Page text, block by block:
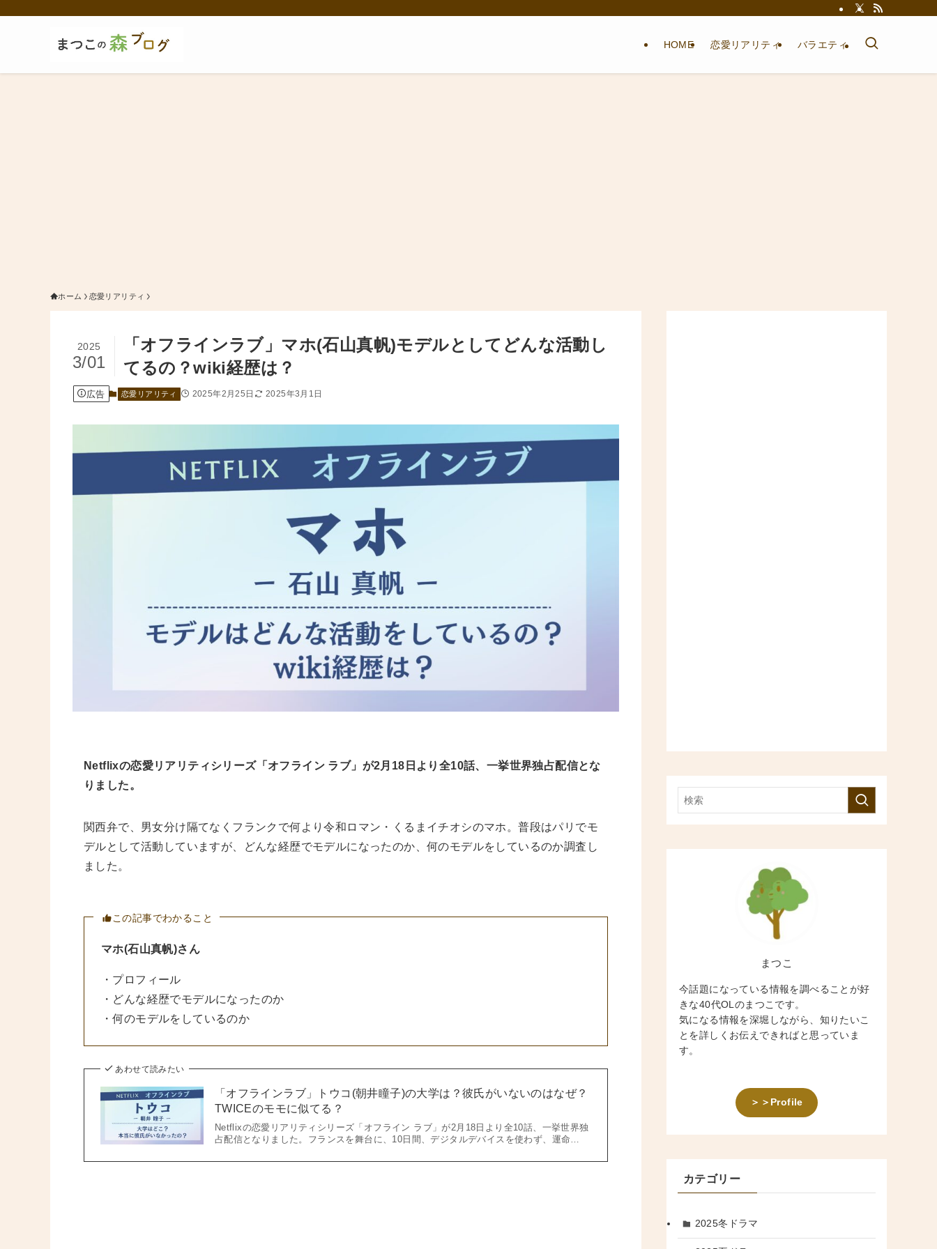
HOME 恋愛リアリティ バラエティ
ホーム 恋愛リアリティ
「オフラインラブ」マホ(石山真帆)モデルとしてどんな活動し
てるの？wiki経歴は？
2025
3/01
広告 恋愛リアリティ 2025年2月25日 2025年3月1日
Netflixの恋愛リアリティシリーズ「オフライン ラブ」が2月18日より全10話、一挙世界独占配信とな
りました。
関西弁で、男女分け隔てなくフランクで何より令和ロマン・くるまイチオシのマホ。普段はパリでモ
デルとして活動していますが、どんな経歴でモデルになったのか、何のモデルをしているのか調査し
ました。
この記事でわかること
マホ(石山真帆)さん
・プロフィール
・どんな経歴でモデルになったのか
・何のモデルをしているのか
あわせて読みたい
「オフラインラブ」トウコ(朝井瞳子)の大学は？彼氏がいないのはなぜ？
TWICEのモモに似てる？
Netflixの恋愛リアリティシリーズ「オフライン ラブ」が2月18日より全10話、一挙世界独
占配信となりました。フランスを舞台に、10日間、デジタルデバイスを使わず、運命…
まつこ
今話題になっている情報を調べることが好
きな40代OLのまつこです。
気になる情報を深堀しながら、知りたいこ
とを詳しくお伝えできればと思っていま
す。
＞＞Profile
カテゴリー
2025冬ドラマ